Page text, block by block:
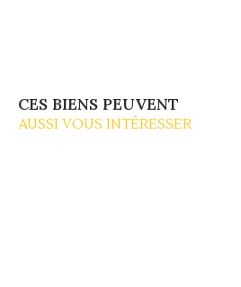
CES BIENS PEUVENT
AUSSI VOUS INTÉRESSER